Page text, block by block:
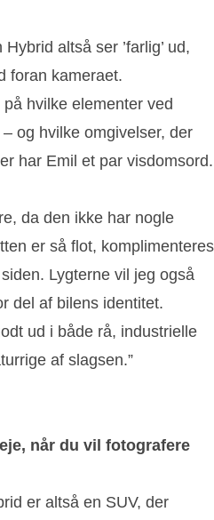
altså ser ’farlig’ ud,
foran kameraet.
hvilke elementer ved
og hvilke omgivelser, der
har Emil et par visdomsord.
da den ikke har nogle
er så flot, komplimenteres
Lygterne vil jeg også
del af bilens identitet.
ud i både rå, industrielle
af slagsen.”
når du vil fotografere
er altså en SUV, der